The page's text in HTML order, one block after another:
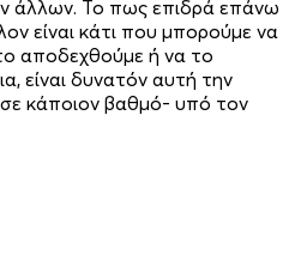
άλλων. Το πως επιδρά επάνω
είναι κάτι που μπορούμε να
αποδεχθούμε ή να το
είναι δυνατόν αυτή την
κάποιον βαθμό- υπό τον